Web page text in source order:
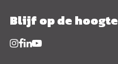
Blijf op de hoogte